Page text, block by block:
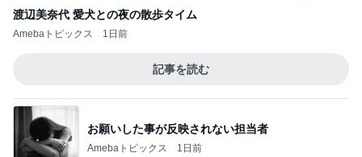
渡辺美奈代 愛犬との夜の散歩タイム
Amebaトピックス 1日前
記事を読む
お願いした事が反映されない担当者
Amebaトピックス 1日前